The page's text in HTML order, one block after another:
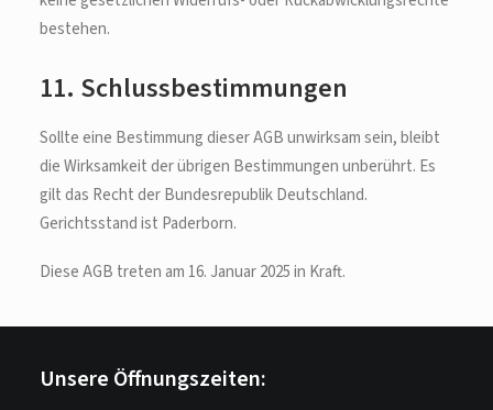
bestehen.
11. Schlussbestimmungen
Sollte eine Bestimmung dieser AGB unwirksam sein, bleibt
die Wirksamkeit der übrigen Bestimmungen unberührt. Es
gilt das Recht der Bundesrepublik Deutschland.
Gerichtsstand ist Paderborn.
Diese AGB treten am 16. Januar 2025 in Kraft.
Unsere Öffnungszeiten: